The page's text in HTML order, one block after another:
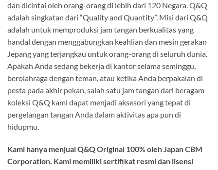
dan dicintai oleh orang-orang di lebih dari 120 Negara. Q&Q
adalah singkatan dari “Quality and Quantity”. Misi dari Q&Q
adalah untuk memproduksi jam tangan berkualitas yang
handal dengan menggabungkan keahlian dan mesin gerakan
Jepang yang terjangkau untuk orang-orang di seluruh dunia.
Apakah Anda sedang bekerja di kantor selama seminggu,
berolahraga dengan teman, atau ketika Anda berpakaian di
pesta pada akhir pekan, salah satu jam tangan dari beragam
koleksi Q&Q kami dapat menjadi aksesori yang tepat di
pergelangan tangan Anda dalam aktivitas apa pun di
hidupmu.
Kami hanya menjual Q&Q Original 100% oleh Japan CBM
Corporation. Kami memiliki sertifikat resmi dan lisensi